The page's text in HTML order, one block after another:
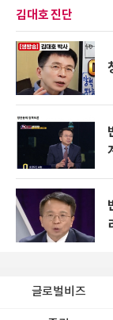
김대호 진단
글로벌비즈